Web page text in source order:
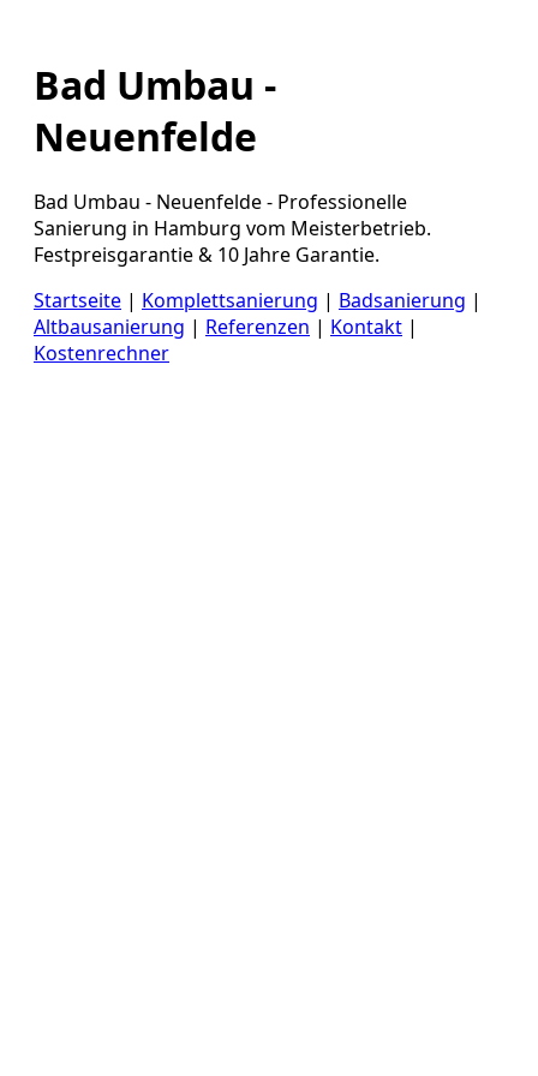
Bad Umbau -
Neuenfelde
Bad Umbau - Neuenfelde - Professionelle
Sanierung in Hamburg vom Meisterbetrieb.
Festpreisgarantie & 10 Jahre Garantie.
Startseite | Komplettsanierung | Badsanierung |
Altbausanierung | Referenzen | Kontakt |
Kostenrechner